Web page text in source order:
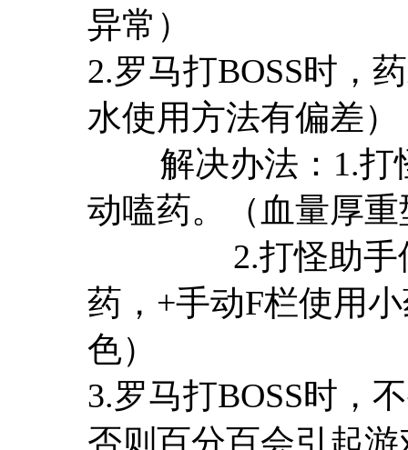
异常）
2.罗马打BOSS时，
水使用方法有偏差）
解决办法：1.打怪
动嗑药。（血量厚
2.打怪助手使用
药，+手动F栏使用
色）
3.罗马打BOSS时，
否则百分百会引起